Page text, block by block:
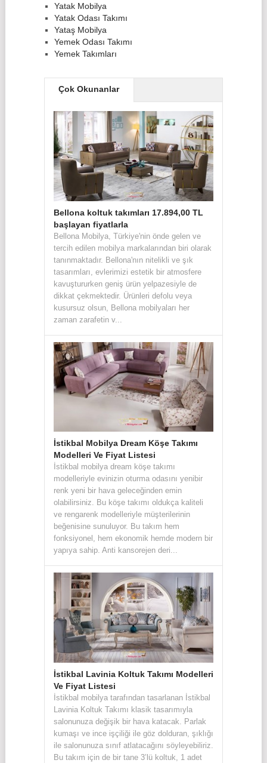
Yatak Mobilya
Yatak Odası Takımı
Yataş Mobilya
Yemek Odası Takımı
Yemek Takımları
Çok Okunanlar
Bellona koltuk takımları 17.894,00 TL
başlayan fiyatlarla
Bellona Mobilya, Türkiye'nin önde gelen ve
tercih edilen mobilya markalarından biri olarak
tanınmaktadır. Bellona'nın nitelikli ve şık
tasarımları, evlerimizi estetik bir atmosfere
kavuştururken geniş ürün yelpazesiyle de
dikkat çekmektedir. Ürünleri defolu veya
kusursuz olsun, Bellona mobilyaları her
zaman zarafetin v...
İstikbal Mobilya Dream Köşe Takımı
Modelleri Ve Fiyat Listesi
İstikbal mobilya dream köşe takımı
modelleriyle evinizin oturma odasını yenibir
renk yeni bir hava geleceğinden emin
olabilirsiniz. Bu köşe takımı oldukça kaliteli
ve rengarenk modelleriyle müşterilerinin
beğenisine sunuluyor. Bu takım hem
fonksiyonel, hem ekonomik hemde modern bir
yapıya sahip. Anti kansorejen deri...
İstikbal Lavinia Koltuk Takımı Modelleri
Ve Fiyat Listesi
İstikbal mobilya tarafından tasarlanan İstikbal
Lavinia Koltuk Takımı klasik tasarımıyla
salonunuza değişik bir hava katacak. Parlak
kumaşı ve ince işçiliği ile göz dolduran, şıklığı
ile salonunuza sınıf atlatacağını söyleyebiliriz.
Bu takım için de bir tane 3’lü koltuk, 1 adet